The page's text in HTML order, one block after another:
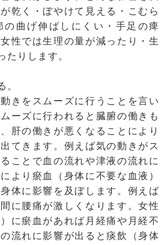
乾く・ぼやけて見える・こむら
の曲げ伸ばしにくい・手足の痺
性では生理の量が減ったり・生
たりします。
。
きをスムーズに行うことを言い
ーズに行われると臓腑の働きも
肝の働きが悪くなることにより
てきます。例えば気の動きがス
ことで血の流れや津液の流れに
より瘀血（身体に不要な血液）
体に影響を及ぼします。例えば
に腰痛が激しくなります。女性
に瘀血があれば月経痛や月経不
流れに影響が出ると痰飲（身体